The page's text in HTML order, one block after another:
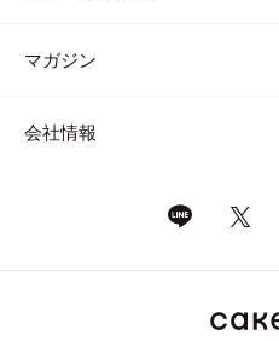
マガジン
会社情報